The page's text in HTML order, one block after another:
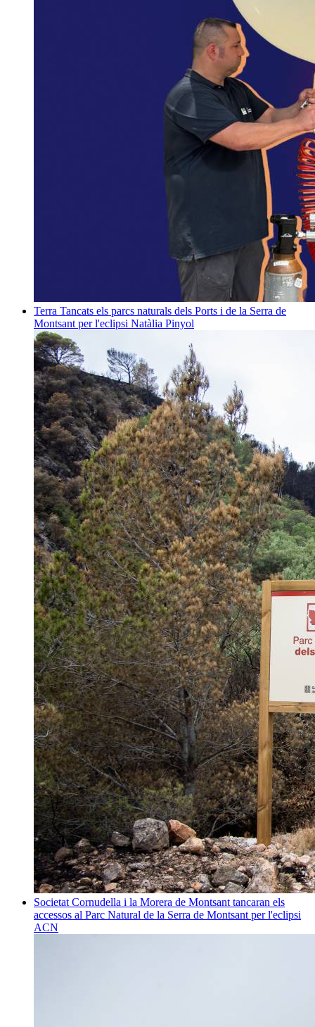
Terra Tancats els parcs naturals dels Ports i de la Serra de
Montsant per l'eclipsi Natàlia Pinyol
Societat Cornudella i la Morera de Montsant tancaran els
accessos al Parc Natural de la Serra de Montsant per l'eclipsi
ACN